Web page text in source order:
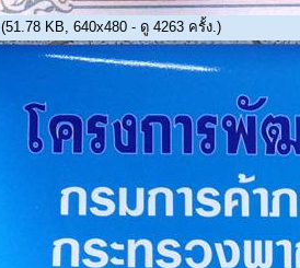
(51.78 KB, 640x480 - ดู 4263 ครั้ง.)